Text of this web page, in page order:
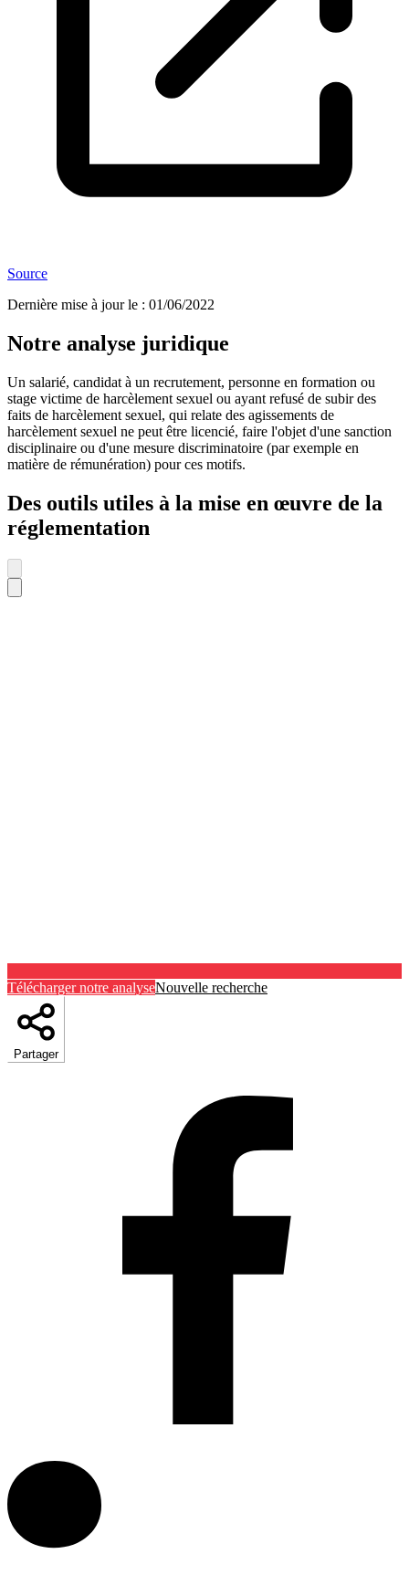
Source
Dernière mise à jour le : 01/06/2022
Notre analyse juridique
Un salarié, candidat à un recrutement, personne en formation ou
stage victime de harcèlement sexuel ou ayant refusé de subir des
faits de harcèlement sexuel, qui relate des agissements de
harcèlement sexuel ne peut être licencié, faire l'objet d'une sanction
disciplinaire ou d'une mesure discriminatoire (par exemple en
matière de rémunération) pour ces motifs.
Des outils utiles à la mise en œuvre de la
réglementation
Télécharger notre analyseNouvelle recherche
Partager